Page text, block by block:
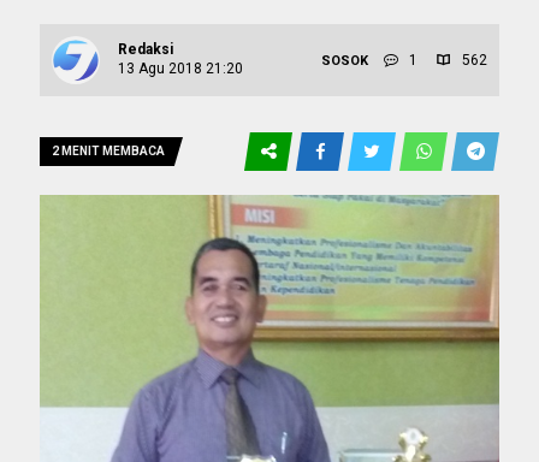
Redaksi
13 Agu 2018 21:20
SOSOK 1 562
2 MENIT MEMBACA